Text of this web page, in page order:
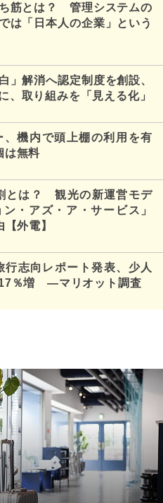
筋とは？ 管理システムの
は「日本人の企業」という
」解消へ認定制度を創設、
、取り組みを「見える化」
機内で頭上棚の利用を有
は無料
とは？ 観光の新運営モデ
・アズ・ア・サービス」
外電】
志向レポート発表、少人
％増 ―マリオット調査